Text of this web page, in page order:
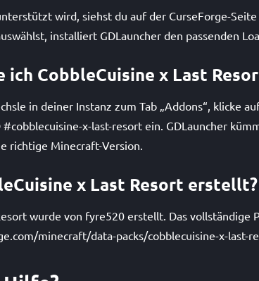
wird, siehst du auf der CurseForge-Seite
installiert GDLauncher den passenden
CobbleCuisine x Last
in deiner Instanz zum Tab „Addons“, klicke
x-last-resort ein. GDLauncher
richtige Minecraft-Version.
x Last Resort erstellt?
wurde von fyre520 erstellt. Das vollständige
minecraft/data-packs/cobblecuisine-x-last-